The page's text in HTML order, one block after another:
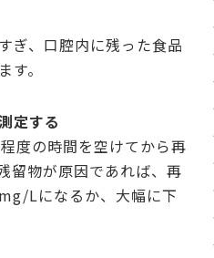
ぎ、口腔内に残った食品
。
定する
度の時間を空けてから再
留物が原因であれば、再
Lになるか、大幅に下